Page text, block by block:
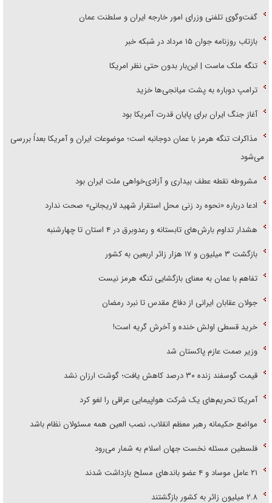
گفت‌وگوی تلفنی وزرای امور خارجه ایران و سلطنت عمان
بازتاب روزنامه جوان ۱۵ مرداد در شبکه خبر
تنگه ملک ماست | این‌بار بدون حتی نظر امریکا
ترامپ دوباره به پشت میانجی‌ها خزید
آغاز جنگ ایران برای پایان قدرت آمریکا بود
مذاکرات تنگه هرمز با عمان دوجانبه است؛ موضوعات ایران و آمریکا بعداً بررسی
می‌شود
مشروطه نقطه عطف بیداری و آزادی‌خواهی ملت ایران بود
ادعا درباره «نحوه رد زنی محل استقرار شهید لاریجانی» صحت ندارد
هشدار تداوم بارش‌های تابستانه و رعدوبرق در ۴ استان تا چهارشنبه
بازگشت ۳ میلیون و ۱۷ هزار زائر اربعین به کشور
تفاهم با عمان به معنای بازگشایی تنگه هرمز نیست
جولان عقابان ایرانی از دفاع مقدس تا نبرد رمضان
خرید قسطی اولش خنده و آخرش گریه است!
وزیر صمت عازم پاکستان شد
قیمت گوسفند زنده ۳۰ درصد کاهش یافت؛ گوشت ارزان نشد
آمریکا تحریم‌های یک شرکت هواپیمایی عراقی را لغو کرد
مواضع حکیمانه رهبر معظم انقلاب، نصب العین همه مسئولان نظام باشد
فلسطین مسئله نخست جهان اسلام به شمار می‌رود
۲۱ عامل موساد و ۴ عضو باند‌های مسلح بازداشت شدند
۲.۸ میلیون زائر به کشور بازگشتند